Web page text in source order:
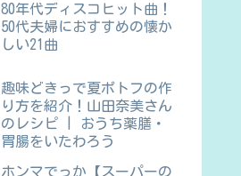
80年代ディスコヒット曲！
50代夫婦におすすめの懐か
しい21曲
趣味どきっで夏ポトフの作
り方を紹介！山田奈美さん
のレシピ | おうち薬膳・
胃腸をいたわろう
ホンマでっか【スーパーの